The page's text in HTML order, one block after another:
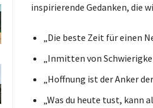
inspirierende Gedanken, die
„Die beste Zeit für einen
„Inmitten von
„Hoffnung ist der Anker
„Was du heute tust, kann